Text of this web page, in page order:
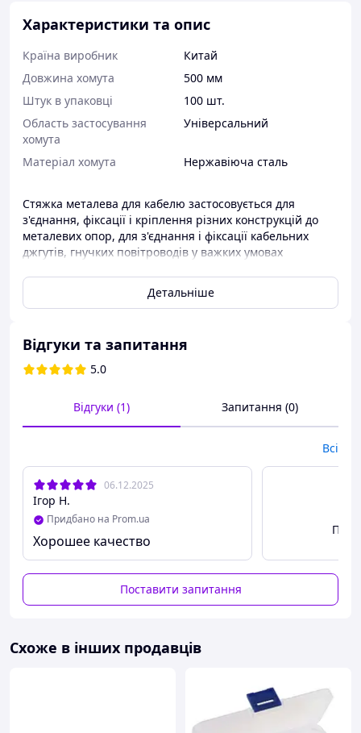
Характеристики та опис
Країна виробник
Китай
Довжина хомута
500 мм
Штук в упаковці
100 шт.
Область застосування
хомута
Універсальний
Матеріал хомута Нержавіюча сталь
Стяжка металева для кабелю застосовується для
з'єднання, фіксації і кріплення різних конструкцій до
металевих опор, для з'єднання і фіксації кабельних
джгутів, гнучких повітроводів у важких умовах
середовищах, при різких перепадах температури,
підвищеної вібрації і вологості. Конструктивно стяжка
Замковий механізм: роликовий пристрій
Детальніше
Відгуки та запитання
5.0
Відгуки (1) Запитання (0)
Всі
06.12.2025
Ігор Н.
Придбано на Prom.ua
Хорошее качество
Поставити запитання
Схоже в інших продавців